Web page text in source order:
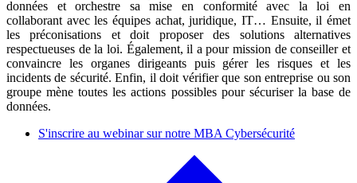
données et orchestre sa mise en conformité avec la loi en
collaborant avec les équipes achat, juridique, IT… Ensuite, il émet
les préconisations et doit proposer des solutions alternatives
respectueuses de la loi. Également, il a pour mission de conseiller et
convaincre les organes dirigeants puis gérer les risques et les
incidents de sécurité. Enfin, il doit vérifier que son entreprise ou son
groupe mène toutes les actions possibles pour sécuriser la base de
données.
S'inscrire au webinar sur notre MBA Cybersécurité